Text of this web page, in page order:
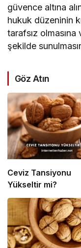
güvence altına
hukuk düzeninin
tarafsız
şekilde
Göz Atın
Ceviz Tansiyonu
Yükseltir mi?